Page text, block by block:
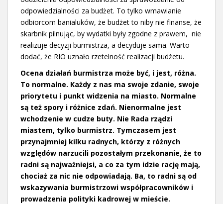
odpowiedzialności za budżet. To tylko wmawianie
odbiorcom banialuków, że budżet to niby nie finanse, że
skarbnik pilnując, by wydatki były zgodne z prawem, nie
realizuje decyzji burmistrza, a decyduje sama. Warto
dodać, że RIO uznało rzetelność realizacji budżetu.
Ocena działań burmistrza może być, i jest, różna.
To normalne. Każdy z nas ma swoje zdanie, swoje
priorytetu i punkt widzenia na miasto. Normalne
są też spory i różnice zdań. Nienormalne jest
wchodzenie w cudze buty. Nie Rada rządzi
miastem, tylko burmistrz. Tymczasem jest
przynajmniej kilku radnych, którzy z różnych
względów narzucili pozostałym przekonanie, że to
radni są najważniejsi, a co za tym idzie rację mają,
chociaż za nic nie odpowiadają. Ba, to radni są od
wskazywania burmistrzowi współpracowników i
prowadzenia polityki kadrowej w mieście.